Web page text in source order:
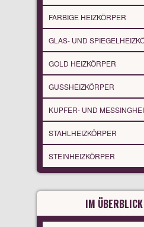
FARBIGE HEIZKÖRPER
GLAS- UND
GOLD HEIZKÖRPER
GUSSHEIZKÖRPER
KUPFER- UND
STAHLHEIZKÖRPER
STEINHEIZKÖRPER
IM ÜBERBLICK